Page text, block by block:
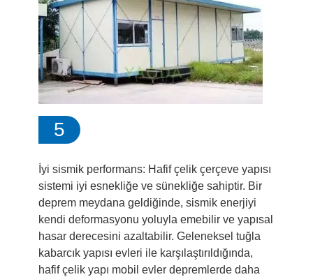
5
İyi sismik performans: Hafif çelik çerçeve yapısı
sistemi iyi esnekliğe ve sünekliğe sahiptir. Bir
deprem meydana geldiğinde, sismik enerjiyi
kendi deformasyonu yoluyla emebilir ve yapısal
hasar derecesini azaltabilir. Geleneksel tuğla
kabarcık yapısı evleri ile karşılaştırıldığında,
hafif çelik yapı mobil evler depremlerde daha